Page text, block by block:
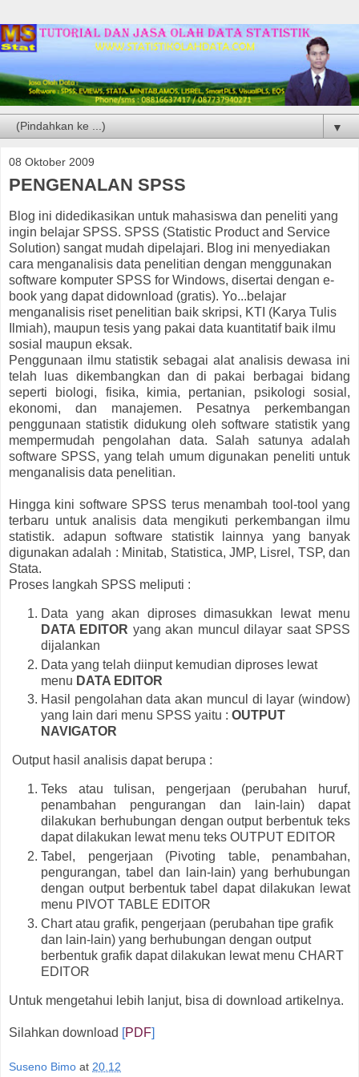
▼
08 Oktober 2009
PENGENALAN SPSS
Blog ini didedikasikan untuk mahasiswa dan peneliti yang
ingin belajar SPSS. SPSS (Statistic Product and Service
Solution) sangat mudah dipelajari. Blog ini menyediakan
cara menganalisis data penelitian dengan menggunakan
software komputer SPSS for Windows, disertai dengan e-
book yang dapat didownload (gratis). Yo...belajar
menganalisis riset penelitian baik skripsi, KTI (Karya Tulis
Ilmiah), maupun tesis yang pakai data kuantitatif baik ilmu
sosial maupun eksak.
Penggunaan ilmu statistik sebagai alat analisis dewasa ini
telah luas dikembangkan dan di pakai berbagai bidang
seperti biologi, fisika, kimia, pertanian, psikologi sosial,
ekonomi, dan manajemen. Pesatnya perkembangan
penggunaan statistik didukung oleh software statistik yang
mempermudah pengolahan data. Salah satunya adalah
software SPSS, yang telah umum digunakan peneliti untuk
menganalisis data penelitian.
Hingga kini software SPSS terus menambah tool-tool yang
terbaru untuk analisis data mengikuti perkembangan ilmu
statistik. adapun software statistik lainnya yang banyak
digunakan adalah : Minitab, Statistica, JMP, Lisrel, TSP, dan
Stata.
Proses langkah SPSS meliputi :
Data yang akan diproses dimasukkan lewat menu
DATA EDITOR yang akan muncul dilayar saat SPSS
dijalankan
Data yang telah diinput kemudian diproses lewat
menu DATA EDITOR
Hasil pengolahan data akan muncul di layar (window)
yang lain dari menu SPSS yaitu : OUTPUT
NAVIGATOR
Output hasil analisis dapat berupa :
Teks atau tulisan, pengerjaan (perubahan huruf,
penambahan pengurangan dan lain-lain) dapat
dilakukan berhubungan dengan output berbentuk teks
dapat dilakukan lewat menu teks OUTPUT EDITOR
Tabel, pengerjaan (Pivoting table, penambahan,
pengurangan, tabel dan lain-lain) yang berhubungan
dengan output berbentuk tabel dapat dilakukan lewat
menu PIVOT TABLE EDITOR
Chart atau grafik, pengerjaan (perubahan tipe grafik
dan lain-lain) yang berhubungan dengan output
berbentuk grafik dapat dilakukan lewat menu CHART
EDITOR
Untuk mengetahui lebih lanjut, bisa di download artikelnya.
Silahkan download [PDF]
Suseno Bimo at 20.12